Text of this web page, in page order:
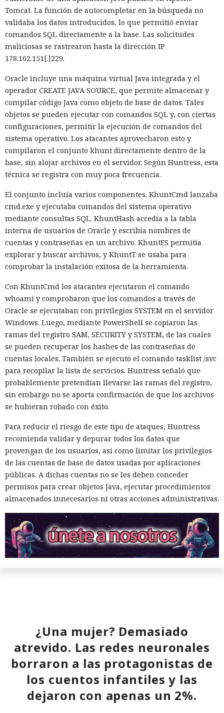
Tomcat. La función de autocompletar en la búsqueda no
validaba los datos introducidos, lo que permitió enviar
comandos SQL directamente a la base. Las solicitudes
maliciosas se rastrearon hasta la dirección IP
178.162.151[.]229.
Oracle incluye una máquina virtual Java integrada y el
operador CREATE JAVA SOURCE, que permite almacenar y
compilar código Java como objeto de base de datos. Tales
objetos se pueden ejecutar con comandos SQL y, con ciertas
configuraciones, permitir la ejecución de comandos del
sistema operativo. Los atacantes aprovecharon esto y
compilaron el conjunto khunt directamente dentro de la
base, sin alojar archivos en el servidor. Según Huntress, esta
técnica se registra con muy poca frecuencia.
El conjunto incluía varios componentes. KhuntCmd lanzaba
cmd.exe y ejecutaba comandos del sistema operativo
mediante consultas SQL. KhuntHash accedía a la tabla
interna de usuarios de Oracle y escribía nombres de
cuentas y contraseñas en un archivo. KhuntFS permitía
explorar y buscar archivos, y KhuntT se usaba para
comprobar la instalación exitosa de la herramienta.
Con KhuntCmd los atacantes ejecutaron el comando
whoami y comprobaron que los comandos a través de
Oracle se ejecutaban con privilegios SYSTEM en el servidor
Windows. Luego, mediante PowerShell se copiaron las
ramas del registro SAM, SECURITY y SYSTEM, de las cuales
se pueden recuperar los hashes de las contraseñas de
cuentas locales. También se ejecutó el comando tasklist /svc
para recopilar la lista de servicios. Huntress señaló que
probablemente pretendían llevarse las ramas del registro,
sin embargo no se aporta confirmación de que los archivos
se hubieran robado con éxito.
Para reducir el riesgo de este tipo de ataques, Huntress
recomienda validar y depurar todos los datos que
provengan de los usuarios, así como limitar los privilegios
de las cuentas de base de datos usadas por aplicaciones
públicas. A dichas cuentas no se les deben conceder
permisos para crear objetos Java, ejecutar procedimientos
almacenados innecesarios ni otras acciones administrativas.
¿Una mujer? Demasiado
atrevido. Las redes neuronales
borraron a las protagonistas de
los cuentos infantiles y las
dejaron con apenas un 2%.